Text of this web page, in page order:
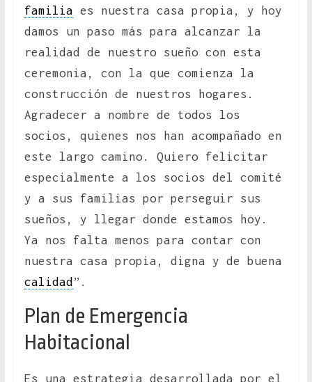
familia es nuestra casa propia, y hoy
damos un paso más para alcanzar la
realidad de nuestro sueño con esta
ceremonia, con la que comienza la
construcción de nuestros hogares.
Agradecer a nombre de todos los
socios, quienes nos han acompañado en
este largo camino. Quiero felicitar
especialmente a los socios del comité
y a sus familias por perseguir sus
sueños, y llegar donde estamos hoy.
Ya nos falta menos para contar con
nuestra casa propia, digna y de buena
calidad ”.
Plan de Emergencia
Habitacional
Es una estrategia desarrollada por el